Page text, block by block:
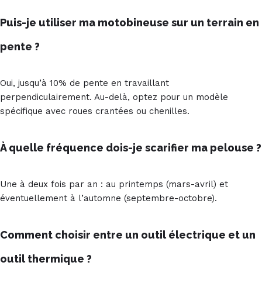
Puis-je utiliser ma motobineuse sur un terrain en
pente ?
Oui, jusqu’à 10% de pente en travaillant
perpendiculairement. Au-delà, optez pour un modèle
spécifique avec roues crantées ou chenilles.
À quelle fréquence dois-je scarifier ma pelouse ?
Une à deux fois par an : au printemps (mars-avril) et
éventuellement à l’automne (septembre-octobre).
Comment choisir entre un outil électrique et un
outil thermique ?